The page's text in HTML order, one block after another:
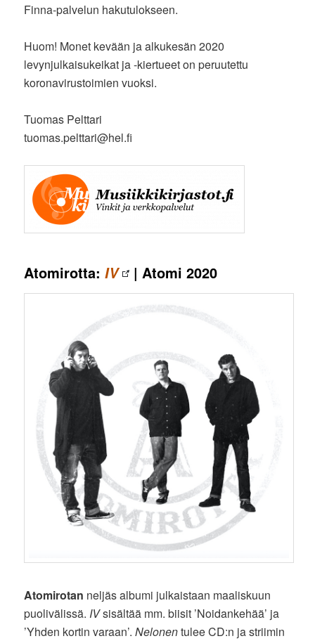
Finna-palvelun hakutulokseen.
Huom! Monet kevään ja alkukesän 2020
levynjulkaisukeikat ja -kiertueet on peruutettu
koronavirustoimien vuoksi.
Tuomas Pelttari
tuomas.pelttari@hel.fi
Atomirotta:IV | Atomi 2020
Atomirotan neljäs albumi julkaistaan maaliskuun
puolivälissä. IVsisältää mm. biisit ’Noidankehää’ ja
’Yhden kortin varaan’.Nelonentulee CD:n ja striimin